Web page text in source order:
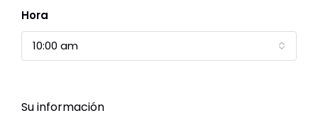
Hora
10:00 am
Su información